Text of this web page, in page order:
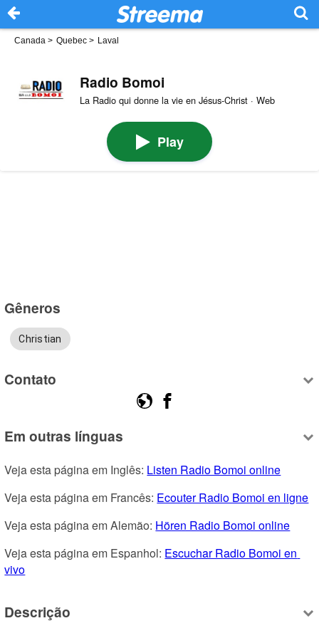
Canada > Quebec > Laval
Radio Bomoi
La Radio qui donne la vie en Jésus-Christ · Web
Play
Gêneros
Christian
Contato
Em outras línguas
Veja esta página em Inglês: Listen Radio Bomoi online
Veja esta página em Francês: Ecouter Radio Bomoi en ligne
Veja esta página em Alemão: Hören Radio Bomoi online
Veja esta página em Espanhol: Escuchar Radio Bomoi en
vivo
Descrição